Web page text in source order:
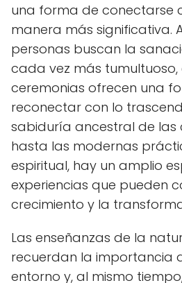
una forma de conectarse
manera más significativa.
personas buscan la
cada vez más tumultuoso,
ceremonias ofrecen una
reconectar con lo
sabiduría ancestral de las
hasta las modernas
espiritual, hay un amplio
experiencias que pueden
crecimiento y la
Las enseñanzas de la
recuerdan la importancia
entorno y, al mismo